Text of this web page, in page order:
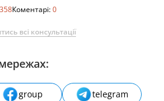
358Коментарі:0
всі консультації
group
telegram